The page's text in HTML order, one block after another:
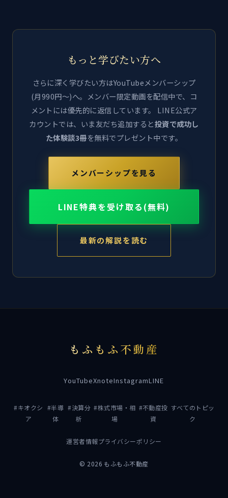
もっと学びたい方へ
さらに深く学びたい方はYouTubeメンバーシップ
(月990円〜)へ。メンバー限定動画を配信中で、コ
メントには優先的に返信しています。 LINE公式ア
カウントでは、いま友だち追加すると投資で成功し
た体験談3冊を無料でプレゼント中です。
メンバーシップを見る
LINE特典を受け取る(無料)
最新の解説を読む
もふもふ不動産
YouTubeXnoteInstagramLINE
#キオクシ
ア
#半導
体
#決算分
析
#株式市場・相
場
#不動産投
資
すべてのトピッ
ク
運営者情報プライバシーポリシー
© 2026 もふもふ不動産